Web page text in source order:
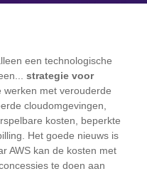
een technologische
strategie voor
werken met verouderde
cloudomgevingen,
kosten, beperkte
Het goede nieuws is
AWS kan de kosten met
te doen aan